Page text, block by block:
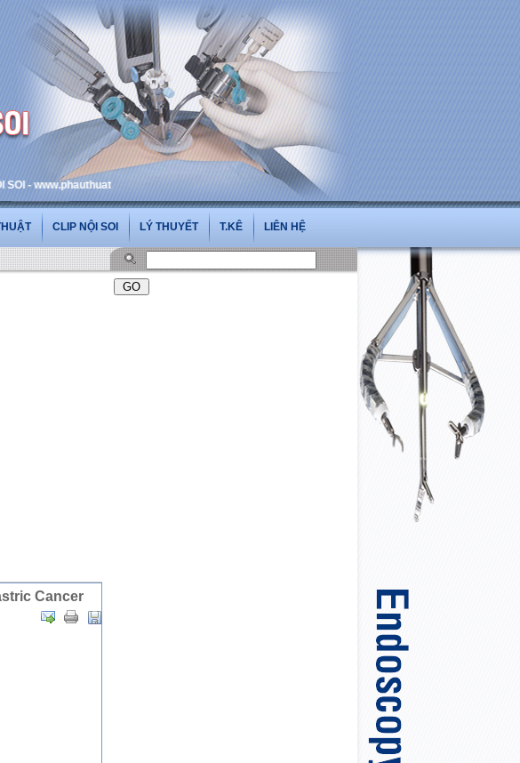
CLIP NỘI SOI LÝ THUYẾT T.KÊ LIÊN HỆ
Cancer